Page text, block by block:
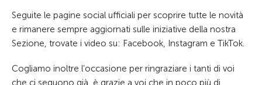
Seguite le pagine social ufficiali per scoprire tutte le novità
e rimanere sempre aggiornati sulle iniziative della nostra
Sezione, trovate i video su: Facebook, Instagram e TikTok.
Cogliamo inoltre l’occasione per ringraziare i tanti di voi
che ci seguono già, è grazie a voi che in poco più di